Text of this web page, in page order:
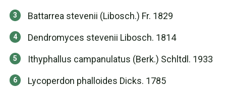
Battarrea stevenii (Libosch.) Fr. 1829
Dendromyces stevenii Libosch. 1814
Ithyphallus campanulatus (Berk.) Schltdl. 1933
Lycoperdon phalloides Dicks. 1785